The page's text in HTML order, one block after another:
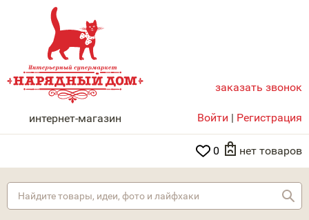
НАРЯДНЫЙ ДОМ
интернет-магазин
заказать звонок
Войти | Регистрация
0 нет товаров